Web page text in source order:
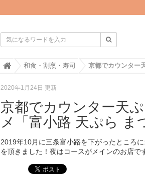
H
e
和食・割烹・寿司
2020年1月24日 更新
京都でカウンター天
メ「富小路 天ぷら ま
2019年10月に三条富小路を下がったところ
を頂きました！夜はコースがメインのお店で